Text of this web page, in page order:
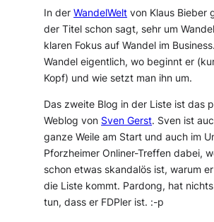
In derWandelWelt von Klaus Bieber
der Titel schon sagt, sehr um
klaren Fokus auf Wandel im
Wandel eigentlich, wo beginnt er
Kopf) und wie setzt man ihn um.
Das zweite Blog in der Liste ist das
Weblog von Sven Gerst. Sven ist
ganze Weile am Start und auch im
Pforzheimer Onliner-Treffen dabei,
schon etwas skandalös ist, warum
die Liste kommt. Pardong, hat
tun, dass er FDPler ist. :-p